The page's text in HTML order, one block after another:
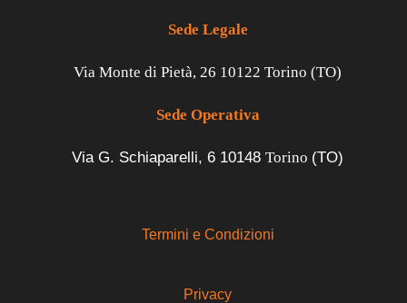
Sede Legale
Via Monte di Pietà, 26 10122 Torino (TO)
Sede Operativa
Via G. Schiaparelli, 6 10148 Torino (TO)
Termini e Condizioni
Privacy